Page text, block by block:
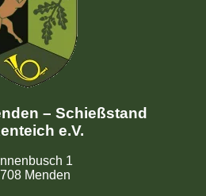
– Schießstand
e.V.
1
Menden